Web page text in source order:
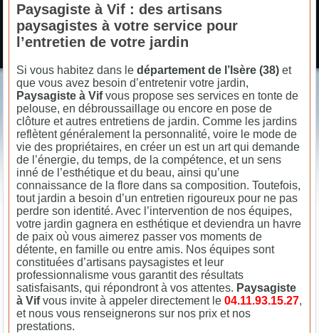
Paysagiste à Vif : des artisans
paysagistes à votre service pour
l’entretien de votre jardin
Si vous habitez dans ledépartement de l’Isère (38) et
que vous avez besoin d’entretenir votre jardin,
Paysagiste à Vifvous propose ses services en tonte de
pelouse, en débroussaillage ou encore en pose de
clôture et autres entretiens de jardin. Comme les jardins
reflètent généralement la personnalité, voire le mode de
vie des propriétaires, en créer un est un art qui demande
de l’énergie, du temps, de la compétence, et un sens
inné de l’esthétique et du beau, ainsi qu’une
connaissance de la flore dans sa composition. Toutefois,
tout jardin a besoin d’un entretien rigoureux pour ne pas
perdre son identité. Avec l’intervention de nos équipes,
votre jardin gagnera en esthétique et deviendra un havre
de paix où vous aimerez passer vos moments de
détente, en famille ou entre amis. Nos équipes sont
constituées d’artisans paysagistes et leur
professionnalisme vous garantit des résultats
satisfaisants, qui répondront à vos attentes. Paysagiste
à Vifvous invite à appeler directement le04.11.93.15.27,
et nous vous renseignerons sur nos prix et nos
prestations.